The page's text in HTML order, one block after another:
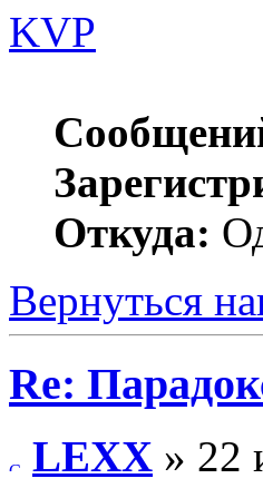
KVP
Откуда:
Вернуться
Re:
LEXX » 22